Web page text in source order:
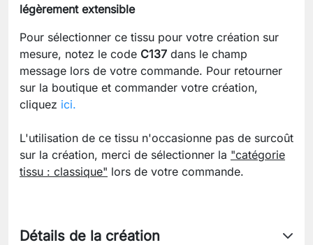
légèrement extensible
Pour sélectionner ce tissu pour votre création sur
mesure, notez le code C137 dans le champ
message lors de votre commande. Pour retourner
sur la boutique et commander votre création,
cliquez ici.
L'utilisation de ce tissu n'occasionne pas de surcoût
sur la création, merci de sélectionner la "catégorie
tissu : classique" lors de votre commande.
Détails de la création